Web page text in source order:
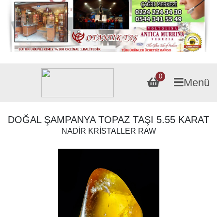
0
Menü
DOĞAL ŞAMPANYA TOPAZ TAŞI 5.55 KARAT
NADİR KRİSTALLER RAW